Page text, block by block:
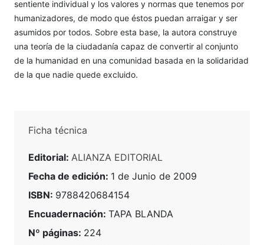
sentiente individual y los valores y normas que tenemos por
humanizadores, de modo que éstos puedan arraigar y ser
asumidos por todos. Sobre esta base, la autora construye
una teoría de la ciudadanía capaz de convertir al conjunto
de la humanidad en una comunidad basada en la solidaridad
de la que nadie quede excluido.
Ficha técnica
Editorial: ALIANZA EDITORIAL
Fecha de edición: 1 de Junio de 2009
ISBN: 9788420684154
Encuadernación: TAPA BLANDA
Nº páginas: 224